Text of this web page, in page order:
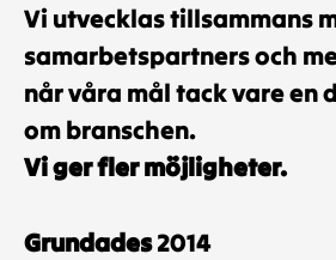
Vi utvecklas tillsammans
samarbetspartners och
når våra mål tack vare en
om branschen.
Vi ger fler möjligheter.
Grundades2014